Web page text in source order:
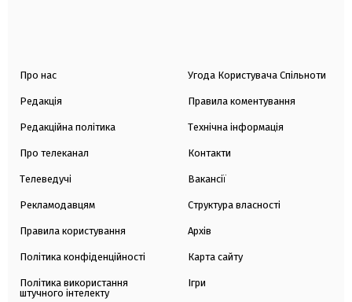
Про нас
Редакція
Редакційна політика
Про телеканал
Телеведучі
Рекламодавцям
Правила користування
Політика конфіденційності
Політика використання
штучного інтелекту
Угода Користувача Спільноти
Правила коментування
Технічна інформація
Контакти
Вакансії
Структура власності
Архів
Карта сайту
Ігри